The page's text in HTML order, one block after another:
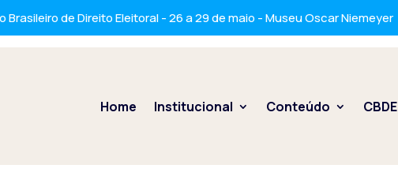
Brasileiro de Direito Eleitoral - 26 a 29 de maio - Museu Oscar Niemeyer
Home Institucional Conteúdo CBDE